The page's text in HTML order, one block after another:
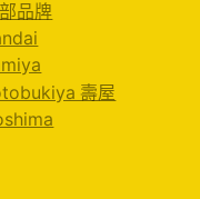
品牌
壽屋